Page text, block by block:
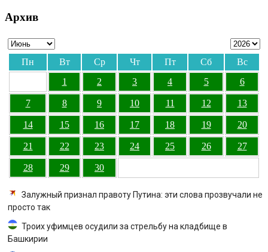
Архив
Пн Вт Ср Чт Пт Сб
Вс
1
2 3 4 5 6
7 8 9 10 11 12 13
14 15 16 17 18 19 20
21 22 23 24 25 26 27
28 29 30
Залужный признал правоту Путина: эти слова прозвучали не
просто так
Троих уфимцев осудили за стрельбу на кладбище в
Башкирии